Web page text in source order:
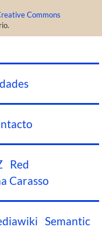
Commons
Red
Carasso
Semantic